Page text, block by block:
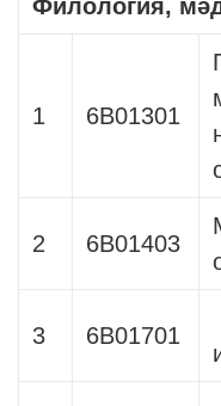
Филология,
1 6В01301
2 6В01403
3 6В01701